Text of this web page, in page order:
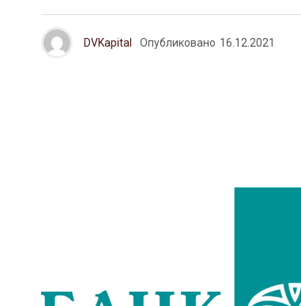
DVKapital Опубликовано 16.12.2021